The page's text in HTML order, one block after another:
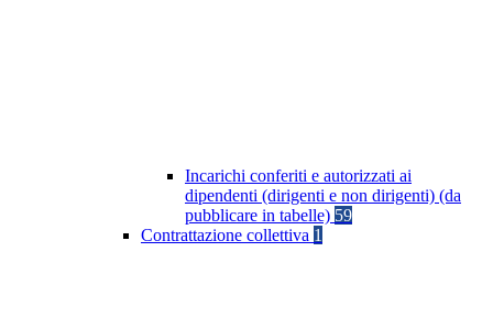
Incarichi conferiti e autorizzati ai
dipendenti (dirigenti e non dirigenti) (da
pubblicare in tabelle) 59
Contrattazione collettiva 1